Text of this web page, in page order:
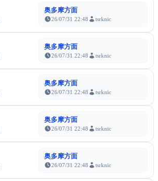
奥多摩方面
26/07/31 22:48 tsrknic
奥多摩方面
26/07/31 22:48 tsrknic
奥多摩方面
26/07/31 22:48 tsrknic
奥多摩方面
26/07/31 22:48 tsrknic
奥多摩方面
26/07/31 22:48 tsrknic